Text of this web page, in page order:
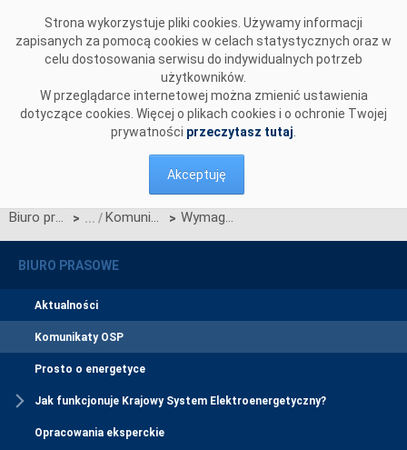
Strona wykorzystuje pliki cookies. Używamy informacji
zapisanych za pomocą cookies w celach statystycznych oraz w
celu dostosowania serwisu do indywidualnych potrzeb
użytkowników.
W przeglądarce internetowej można zmienić ustawienia
dotyczące cookies. Więcej o plikach cookies i o ochronie Twojej
prywatności przeczytasz tutaj
Akceptuję
Biuro prasowe > Komunikaty OSP > Wymagania bezpieczeństwa dla systemów transmisji danych SOWE/EL, WIRE/UR
BIURO PRASOWE
Aktualności
Komunikaty OSP
Prosto o energetyce
Jak funkcjonuje Krajowy System Elektroenergetyczny?
Opracowania eksperckie